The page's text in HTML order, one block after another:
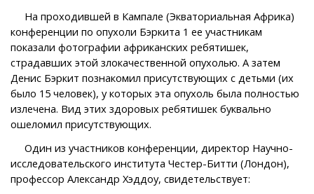
На проходившей в Кампале (Экваториальная Африка)
конференции по опухоли Бэркита 1 ее участникам
показали фотографии африканских ребятишек,
страдавших этой злокачественной опухолью. А затем
Денис Бэркит познакомил присутствующих с детьми (их
было 15 человек), у которых эта опухоль была полностью
излечена. Вид этих здоровых ребятишек буквально
ошеломил присутствующих.
Один из участников конференции, директор Научно-
исследовательского института Честер-Битти (Лондон),
профессор Александр Хэддоу, свидетельствует: